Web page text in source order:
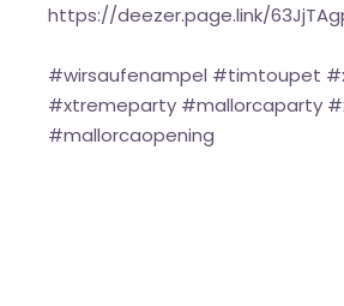
https://deezer.page.link/
#wirsaufenampel #timtoupet
#xtremeparty #mallorcaparty
#mallorcaopening